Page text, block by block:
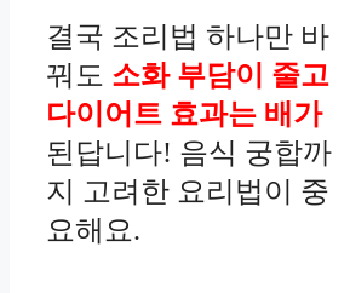
결국 조리법 하나만 바
꿔도 소화 부담이 줄고
다이어트 효과는 배가
된답니다! 음식 궁합까
지 고려한 요리법이 중
요해요.